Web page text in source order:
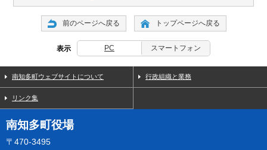
前のページへ戻る トップページへ戻る
表示 PC スマートフォン
南知多町ウェブサイトについて 行政組織と業務
リンク集
南知多町役場
〒470-3495